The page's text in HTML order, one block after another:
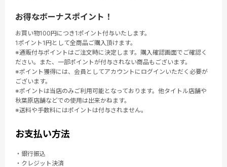
お得なボーナスポイント！
お買い物100円につき1ポイント付与いたします。
1ポイント1円として全商品ご購入頂けます。
※通販付与ポイントはご注文時に決定します。購入確認画面でご確認く
ださい。また、一部ポイントが付与されない商品もございます。
※ポイント獲得には、会員としてアカウントにログインいただく必要が
ございます。
※ポイントは当店のみご利用可能となっております。他タイトル店舗や
秋葉原店舗などでの使用は出来かねます。
※送料や手数料にはポイントは付与されません。
お支払い方法
・銀行振込
・クレジット決済